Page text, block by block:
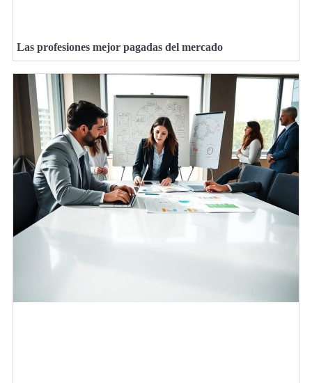
Las profesiones mejor pagadas del mercado